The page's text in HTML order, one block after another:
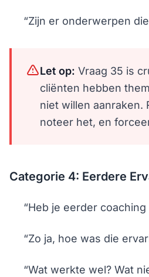
“Zijn er onderwerpen
Let op: Vraag 35 is
cliënten hebben
niet willen aanraken.
noteer het, en
Categorie 4: Eerdere
“Heb je eerder coaching
“Zo ja, hoe was die
“Wat werkte wel? Wat